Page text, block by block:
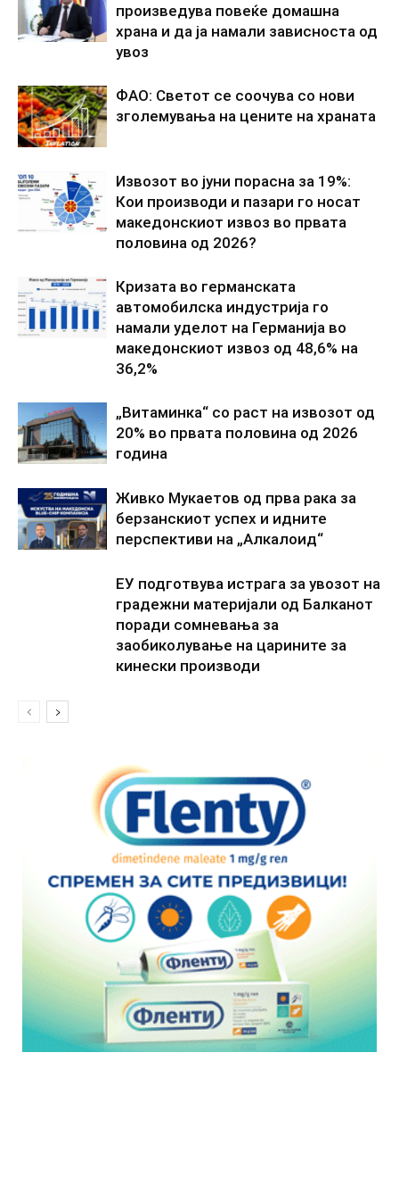
произведува повеќе домашна
храна и да ја намали зависноста од
увоз
ФАО: Светот се соочува со нови
зголемувања на цените на храната
Извозот во јуни порасна за 19%:
Кои производи и пазари го носат
македонскиот извоз во првата
половина од 2026?
Кризата во германската
автомобилска индустрија го
намали уделот на Германија во
македонскиот извоз од 48,6% на
36,2%
„Витаминка“ со раст на извозот од
20% во првата половина од 2026
година
Живко Мукаетов од прва рака за
берзанскиот успех и идните
перспективи на „Алкалоид“
ЕУ подготвува истрага за увозот на
градежни материјали од Балканот
поради сомневања за
заобиколување на царините за
кинески производи